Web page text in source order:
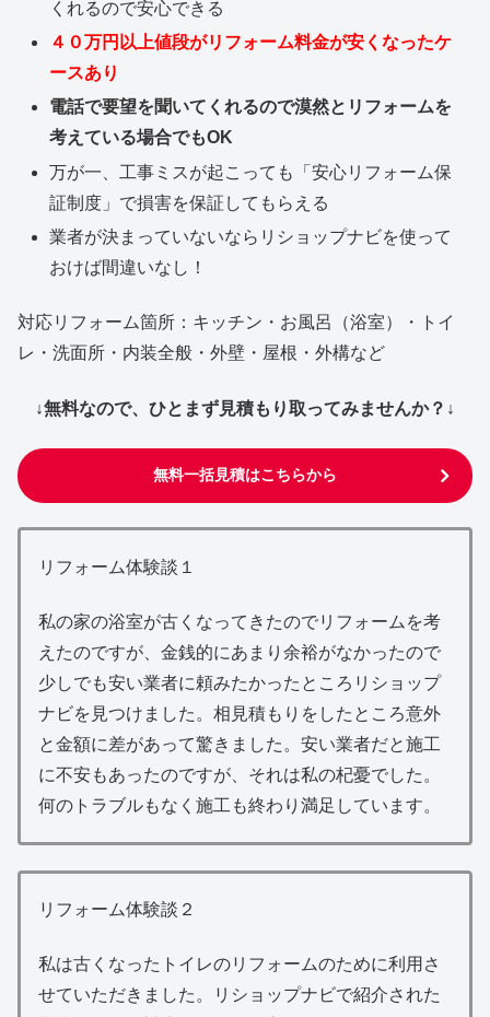
くれるので安心できる
４０万円以上値段がリフォーム料金が安くなったケ
ースあり
電話で要望を聞いてくれるので漠然とリフォームを
考えている場合でもOK
万が一、工事ミスが起こっても「安心リフォーム保
証制度」で損害を保証してもらえる
業者が決まっていないならリショップナビを使って
おけば間違いなし！
対応リフォーム箇所：キッチン・お風呂（浴室）・トイ
レ・洗面所・内装全般・外壁・屋根・外構など
↓無料なので、ひとまず見積もり取ってみませんか？↓
無料一括見積はこちらから
リフォーム体験談１
私の家の浴室が古くなってきたのでリフォームを考
えたのですが、金銭的にあまり余裕がなかったので
少しでも安い業者に頼みたかったところリショップ
ナビを見つけました。相見積もりをしたところ意外
と金額に差があって驚きました。安い業者だと施工
に不安もあったのですが、それは私の杞憂でした。
何のトラブルもなく施工も終わり満足しています。
リフォーム体験談２
私は古くなったトイレのリフォームのために利用さ
せていただきました。リショップナビで紹介された